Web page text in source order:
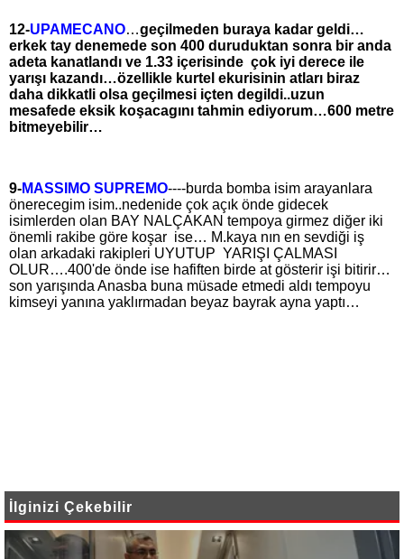
12-UPAMECANO…geçilmeden buraya kadar geldi…
erkek tay denemede son 400 duruduktan sonra bir anda
adeta kanatlandı ve 1.33 içerisinde çok iyi derece ile
yarışı kazandı…özellikle kurtel ekurisinin atları biraz
daha dikkatli olsa geçilmesi içten degildi..uzun
mesafede eksik koşacagını tahmin ediyorum…600 metre
bitmeyebilir…
9-MASSIMO SUPREMO----burda bomba isim arayanlara
önerecegim isim..nedenide çok açık önde gidecek
isimlerden olan BAY NALÇAKAN tempoya girmez diğer iki
önemli rakibe göre koşar ise… M.kaya nın en sevdiği iş
olan arkadaki rakipleri UYUTUP YARIŞI ÇALMASI
OLUR….400'de önde ise hafiften birde at gösterir işi bitirir…
son yarışında Anasba buna müsade etmedi aldı tempoyu
kimseyi yanına yaklırmadan beyaz bayrak ayna yaptı…
İlginizi Çekebilir